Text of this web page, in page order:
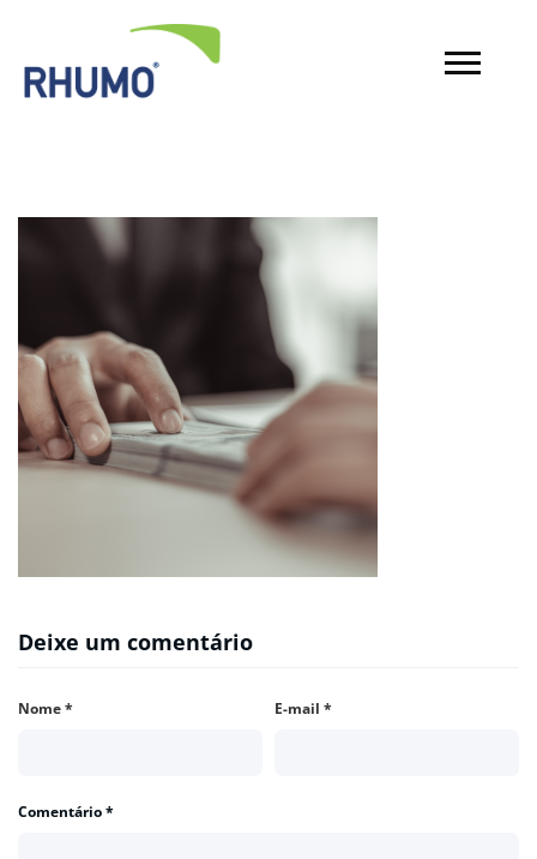
Deixe um comentário
Nome* E-mail *
Comentário*